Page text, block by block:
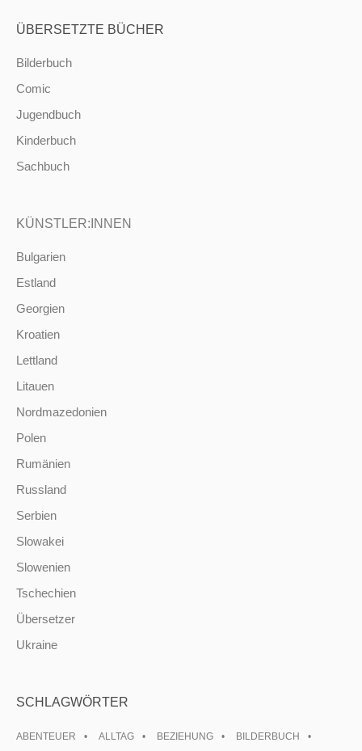
ÜBERSETZTE BÜCHER
Bilderbuch
Comic
Jugendbuch
Kinderbuch
Sachbuch
KÜNSTLER:INNEN
Bulgarien
Estland
Georgien
Kroatien
Lettland
Litauen
Nordmazedonien
Polen
Rumänien
Russland
Serbien
Slowakei
Slowenien
Tschechien
Übersetzer
Ukraine
SCHLAGWÖRTER
ABENTEUER ALLTAG BEZIEHUNG
BILDERBUCH